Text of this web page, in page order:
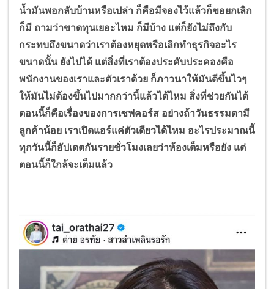
น้ำมันพอกลับบ้านหรือเปล่า ก็คือมีจองไว้แล้วก็ขอยกเลิก
ก็มี ถามว่าขาดทุนเยอะไหม ก็มีบ้าง แต่ก็ยังไม่ถึงกับ
กระทบถึงขนาดว่าเราต้องหยุดหรือเลิกทำธุรกิจอะไร
ขนาดนั้น ยังไปได้ แต่สิ่งที่เราต้องประคับประคองคือ
พนักงานของเราและตัวเราด้วย ก็ภาวนาให้มันดีขึ้นไวๆ
ให้มันไม่ต้องขึ้นไปมากกว่านี้แล้วได้ไหม สิ่งที่ช่วยกันได้
ตอนนี้ก็คือเรื่องของการเซฟคอร์ส อย่างถ้าวันธรรมดามี
ลูกค้าน้อย เราเปิดแอร์แค่ตัวเดียวได้ไหม อะไรประมาณนี้
ทุกวันนี้ก็อัปเดตกันรายชั่วโมงเลยว่าห้องเต็มหรือยัง แต่
ตอนนี้ก็ใกล้จะเต็มแล้ว